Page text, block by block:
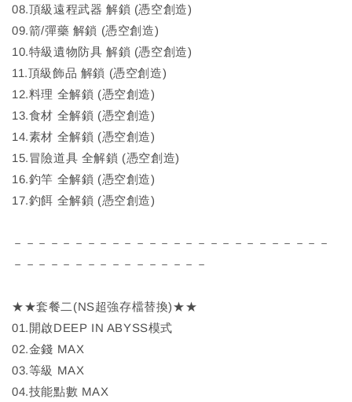
08.頂級遠程武器 解鎖 (憑空創造)
09.箭/彈藥 解鎖 (憑空創造)
10.特級遺物防具 解鎖 (憑空創造)
11.頂級飾品 解鎖 (憑空創造)
12.料理 全解鎖 (憑空創造)
13.食材 全解鎖 (憑空創造)
14.素材 全解鎖 (憑空創造)
15.冒險道具 全解鎖 (憑空創造)
16.釣竿 全解鎖 (憑空創造)
17.釣餌 全解鎖 (憑空創造)
－－－－－－－－－－－－－－－－－－－－－－－－－－
－－－－－－－－－－－－－－－－
★★套餐二(NS超強存檔替換)★★
01.開啟DEEP IN ABYSS模式
02.金錢 MAX
03.等級 MAX
04.技能點數 MAX